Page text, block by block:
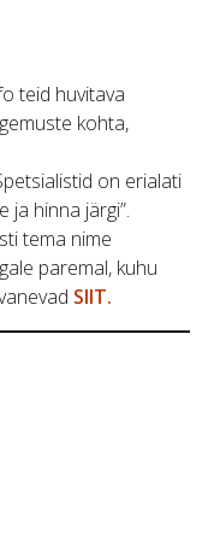
teid huvitava
kohta,
on erialati
ja hinna järgi”.
tema nime
paremal, kuhu
SIIT.